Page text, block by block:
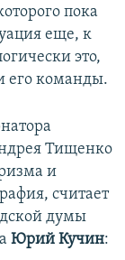
пока
еще, к
это,
его команды.
Тищенко
и
считает
думы
Юрий Кучин: